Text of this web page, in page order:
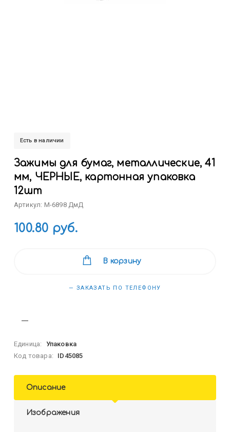
Есть в наличии
Зажимы для бумаг, металлические, 41
мм, ЧЕРНЫЕ, картонная упаковка
12шт
Артикул: M-6898 ДмД
100.80 руб.
В корзину
— ЗАКАЗАТЬ ПО ТЕЛЕФОНУ
Единица:
Упаковка
Код товара:
ID45085
Описание
Изображения